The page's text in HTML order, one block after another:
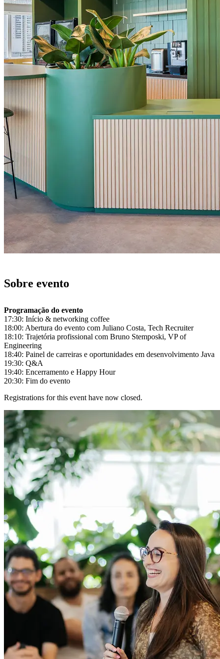
Sobre evento
17:30: Início & networking coffee
18:00: Abertura do evento com Juliano Costa, Tech Recruiter
18:10: Trajetória profissional com Bruno Stemposki, VP of
Engineering
18:40: Painel de carreiras e oportunidades em desenvolvimento Java
19:30: Q&A
19:40: Encerramento e Happy Hour
20:30: Fim do evento
Registrations for this event have now closed.